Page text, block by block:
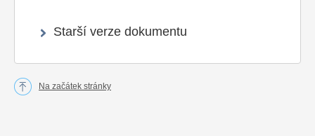
Starší verze dokumentu
Na začátek stránky